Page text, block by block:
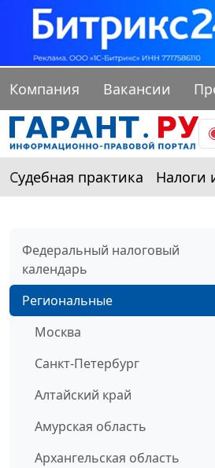
Компания Вакансии
Судебная практика Налоги
Федеральный налоговый
календарь
Региональные
Москва
Санкт-Петербург
Алтайский край
Амурская область
Архангельская область